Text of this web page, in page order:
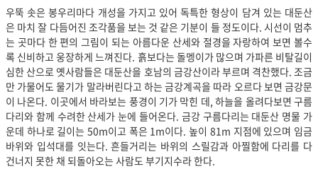
우뚝 솟은 봉우리마다 개성을 가지고 있어 독특한 형상이 담겨 있는 대둔산
은 마치 잘 다듬어진 조각품을 보는 것 같은 기분이 들 정도이다. 시선이 멈추
는 곳마다 한 편의 그림이 되는 아름다운 산세와 절경을 자랑하여 보면 볼수
록 신비하고 웅장하게 느껴진다. 흙보다는 돌멩이가 많으며 가파른 비탈길이
심한 산으로 옛사람들은 대둔산을 호남의 금강산이라 부르며 격찬했다. 조금
만 가물어도 물기가 말라버린다고 하는 금강계곡을 따라 오르다 보면 금강문
이 나온다. 이곳에서 바라보는 풍경이 기가 막힌 데, 하늘을 올려다보면 구름
다리와 함께 수려한 산세가 눈에 들어온다. 금강 구름다리는 대둔산 명물 가
운데 하나로 길이는 50m이고 폭은 1m이다. 높이 81m 지점에 있으며 임금
바위와 입석대를 잇는다. 흔들거리는 바위의 스릴감과 아찔함에 다리를 다
건너지 못한 채 되돌아오는 사람도 부기지수라 한다.